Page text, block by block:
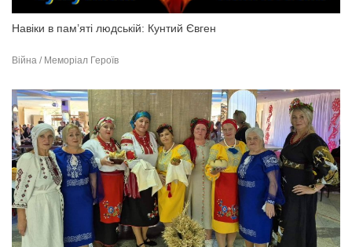
Навіки в пам’яті людській: Кунтий Євген
Війна / Меморіал Героїв